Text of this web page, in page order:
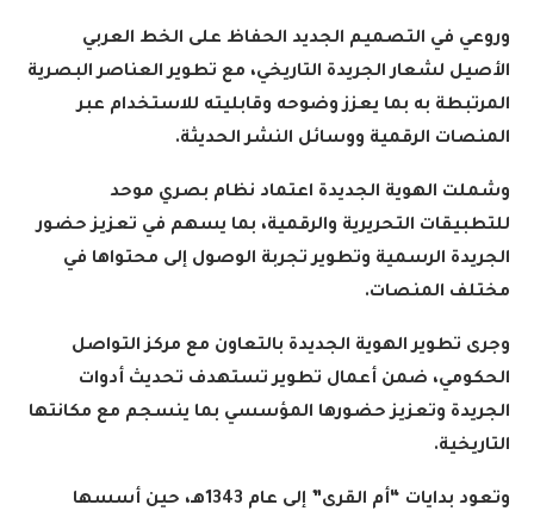
وروعي في التصميم الجديد الحفاظ على الخط العربي
الأصيل لشعار الجريدة التاريخي، مع تطوير العناصر البصرية
المرتبطة به بما يعزز وضوحه وقابليته للاستخدام عبر
المنصات الرقمية ووسائل النشر الحديثة.
وشملت الهوية الجديدة اعتماد نظام بصري موحد
للتطبيقات التحريرية والرقمية، بما يسهم في تعزيز حضور
الجريدة الرسمية وتطوير تجربة الوصول إلى محتواها في
مختلف المنصات.
وجرى تطوير الهوية الجديدة بالتعاون مع مركز التواصل
الحكومي، ضمن أعمال تطوير تستهدف تحديث أدوات
الجريدة وتعزيز حضورها المؤسسي بما ينسجم مع مكانتها
التاريخية.
وتعود بدايات “أم القرى” إلى عام 1343هـ، حين أسسها